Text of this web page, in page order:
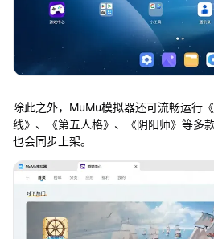
除此之外，MuMu模拟器还可流畅运行
线》、《第五人格》、《阴阳师》等多
也会同步上架。